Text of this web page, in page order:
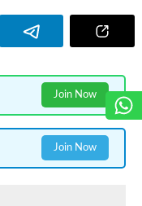
Join Now
Join Now